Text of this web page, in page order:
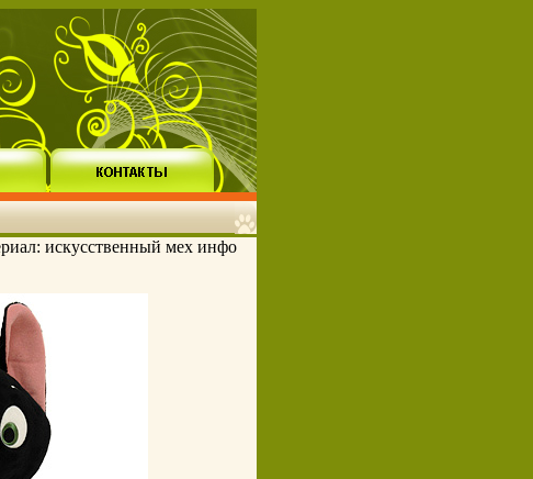
искусственный мех инфо